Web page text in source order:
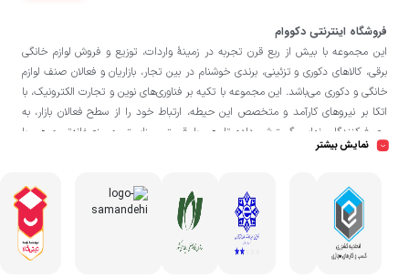
فروشگاه اینترنتی دکووام
این مجموعه با بيش از ربع قرن تجربه در زمينۀ واردات، توزيع و فروش لوازم خانگی
برقی، کالاهای دکوری و تزئینی، برندی خوشنام در بين تجار، بازاريان و فعالان صنف لوازم
خانگی و دکوری می‌باشد. این مجموعه با تكيه بر فناوری‌های نوين و تجارت الكترونيک، با
اتکا بر نيروهای كارآمد و متخصص اين حيطه، ارتباط خود را از سطح فعالان بازار، به
مصرف‌كنندگان نهايی گسترش داده تا هم با قيمتی مناسبتر و منصفانه‌تر و هم با
خدماتی گسترده‌تر و كيفی‌تر در خدمت هموطنان عزیز در اقصی نقاط ميهنمان باشد.
حضوری کالا از انبار تنها در صورت ثبت سفارش قبلی از طریق سایت و انتخاب زمان،
امکان پذیر می‌باشد.
نمایش بیشتر